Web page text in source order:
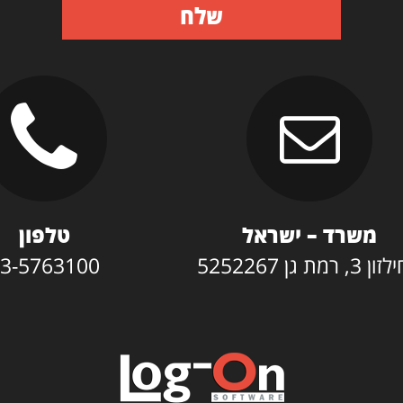
שלח
משרד – ישראל
גן 5252267
טלפון
5763100